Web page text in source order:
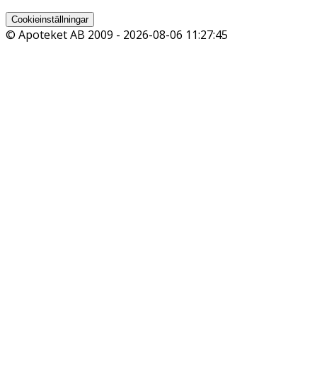
Cookieinställningar
© Apoteket AB 2009 - 2026-08-06 11:27:45